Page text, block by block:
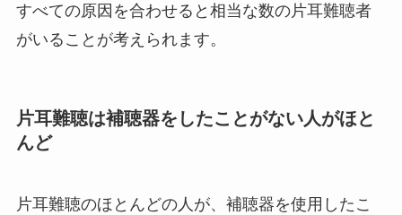
すべての原因を合わせると相当な数の片耳難聴者
がいることが考えられます。
片耳難聴は補聴器をしたことがない人がほと
んど
片耳難聴のほとんどの人が、補聴器を使用したこ